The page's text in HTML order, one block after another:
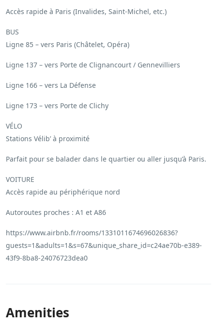
Accès rapide à Paris (Invalides, Saint-Michel, etc.)
BUS
Ligne 85 – vers Paris (Châtelet, Opéra)
Ligne 137 – vers Porte de Clignancourt / Gennevilliers
Ligne 166 – vers La Défense
Ligne 173 – vers Porte de Clichy
VÉLO
Stations Vélib’ à proximité
Parfait pour se balader dans le quartier ou aller jusqu’à Paris.
VOITURE
Accès rapide au périphérique nord
Autoroutes proches : A1 et A86
https://www.airbnb.fr/rooms/1331011674696026836?
guests=1&adults=1&s=67&unique_share_id=c24ae70b-e389-
43f9-8ba8-24076723dea0
Amenities